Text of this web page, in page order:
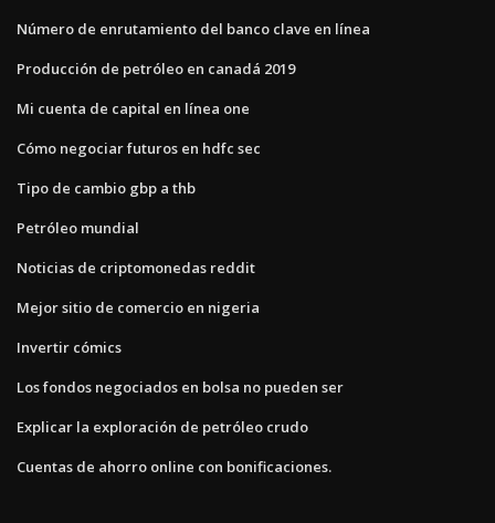
Número de enrutamiento del banco clave en línea
Producción de petróleo en canadá 2019
Mi cuenta de capital en línea one
Cómo negociar futuros en hdfc sec
Tipo de cambio gbp a thb
Petróleo mundial
Noticias de criptomonedas reddit
Mejor sitio de comercio en nigeria
Invertir cómics
Los fondos negociados en bolsa no pueden ser
Explicar la exploración de petróleo crudo
Cuentas de ahorro online con bonificaciones.